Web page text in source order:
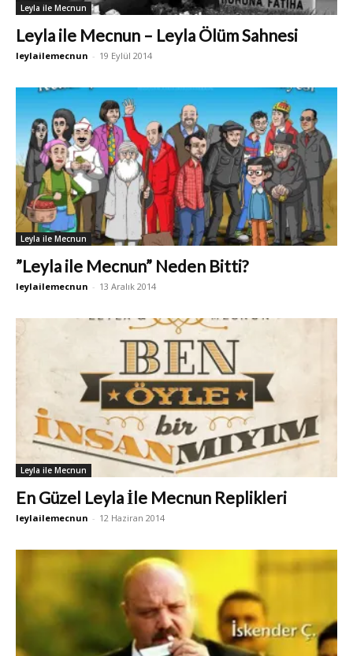
Leyla ile Mecnun
Leyla ile Mecnun – Leyla Ölüm Sahnesi
leylailemecnun - 19 Eylül 2014
Leyla ile Mecnun
”Leyla ile Mecnun” Neden Bitti?
leylailemecnun - 13 Aralık 2014
Leyla ile Mecnun
En Güzel Leyla İle Mecnun Replikleri
leylailemecnun - 12 Haziran 2014